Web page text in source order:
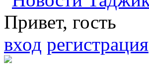
Привет, гость
вход регистрация